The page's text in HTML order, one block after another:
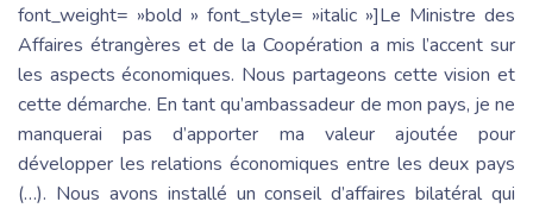
font_weight= »bold » font_style= »italic »]Le Ministre des
Affaires étrangères et de la Coopération a mis l’accent sur
les aspects économiques. Nous partageons cette vision et
cette démarche. En tant qu’ambassadeur de mon pays, je ne
manquerai pas d’apporter ma valeur ajoutée pour
développer les relations économiques entre les deux pays
(…). Nous avons installé un conseil d’affaires bilatéral qui